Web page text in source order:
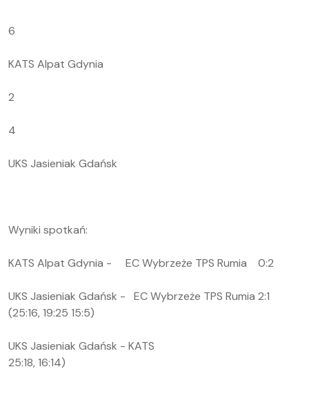
6
KATS Alpat Gdynia
2
4
UKS Jasieniak Gdańsk
Wyniki spotkań:
KATS Alpat Gdynia - EC Wybrzeże TPS Rumia 0:2
UKS Jasieniak Gdańsk - EC Wybrzeże TPS Rumia 2:1
(25:16, 19:25 15:5)
UKS Jasieniak Gdańsk - KATS Alpat Gdynia 2:1 (24:26,
25:18, 16:14)